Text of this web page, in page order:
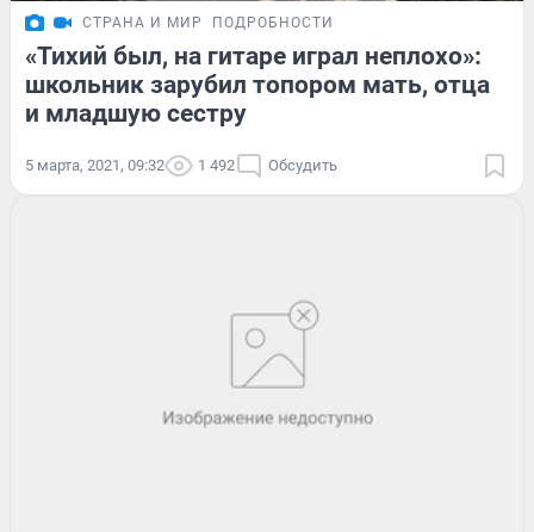
СТРАНА И МИР ПОДРОБНОСТИ
«Тихий был, на гитаре играл неплохо»:
школьник зарубил топором мать, отца
и младшую сестру
5 марта, 2021, 09:32 1 492 Обсудить